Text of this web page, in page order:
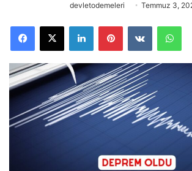
devletodemeleri Temmuz 3,